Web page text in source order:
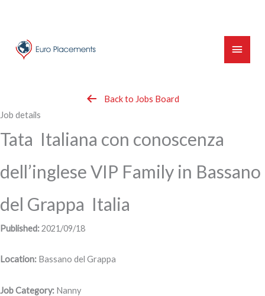
content
Main
Back to Jobs Board
Job details
Tata Italiana con conoscenza
dell’inglese VIP Family in Bassano
del Grappa Italia
Published:2021/09/18
Location: Bassano del Grappa
Job Category: Nanny